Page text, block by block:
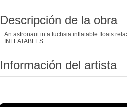
Descripción de la obra
An astronaut in a fuchsia inflatable floats
INFLATABLES
Información del artista